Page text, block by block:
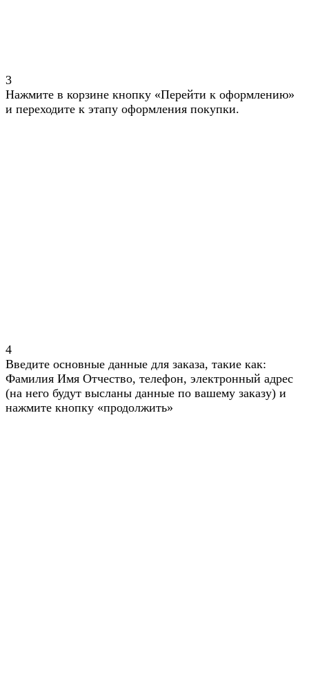
3
Нажмите в корзине кнопку «Перейти к оформлению»
и переходите к этапу оформления покупки.
4
Введите основные данные для заказа, такие как:
Фамилия Имя Отчество, телефон, электронный адрес
(на него будут высланы данные по вашему заказу) и
нажмите кнопку «продолжить»